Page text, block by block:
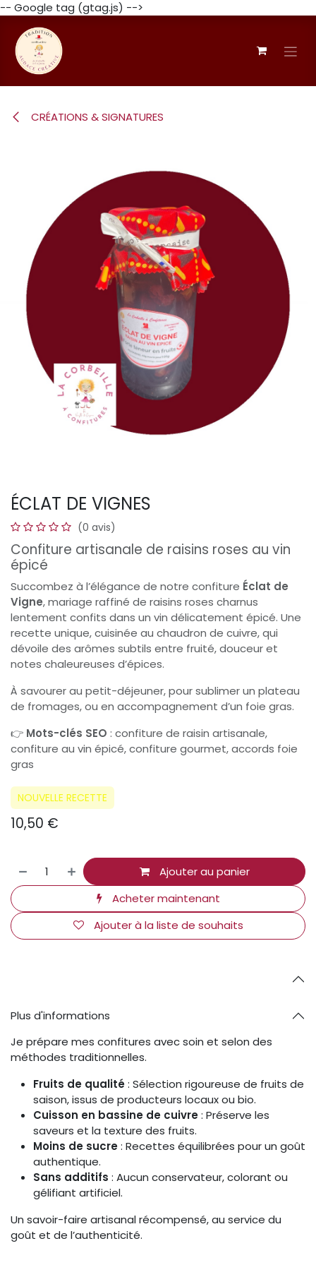
-- Google tag (gtag.js) -->
CRÉATIONS & SIGNATURES
ÉCLAT DE VIGNES
(0 avis)
Confiture artisanale de raisins roses au vin
épicé
Succombez à l’élégance de notre confiture Éclat de
Vigne, mariage raffiné de raisins roses charnus
lentement confits dans un vin délicatement épicé. Une
recette unique, cuisinée au chaudron de cuivre, qui
dévoile des arômes subtils entre fruité, douceur et
notes chaleureuses d’épices.
À savourer au petit-déjeuner, pour sublimer un plateau
de fromages, ou en accompagnement d’un foie gras.
👉 Mots-clés SEO : confiture de raisin artisanale,
confiture au vin épicé, confiture gourmet, accords foie
gras
NOUVELLE RECETTE
10,50 €
Ajouter au panier
Acheter maintenant
Ajouter à la liste de souhaits
Plus d'informations
Je prépare mes confitures avec soin et selon des
méthodes traditionnelles.
Fruits de qualité: Sélection rigoureuse de fruits de
saison, issus de producteurs locaux ou bio.
Cuisson en bassine de cuivre: Préserve les
saveurs et la texture des fruits.
Moins de sucre: Recettes équilibrées pour un goût
authentique.
Sans additifs : Aucun conservateur, colorant ou
gélifiant artificiel.
Un savoir-faire artisanal récompensé, au service du
goût et de l’authenticité.